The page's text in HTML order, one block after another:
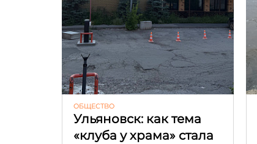
ОБЩЕСТВО
Ульяновск: как тема
«клуба у храма» стала